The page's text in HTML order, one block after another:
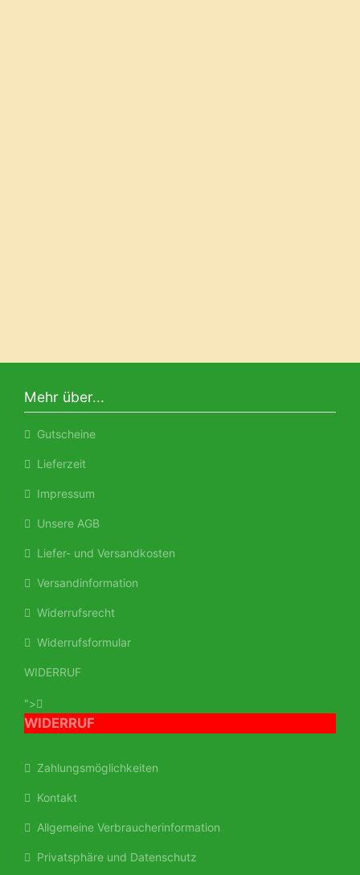
Mehr über...
Gutscheine
Lieferzeit
Impressum
Unsere AGB
Liefer- und Versandkosten
Versandinformation
Widerrufsrecht
Widerrufsformular
WIDERRUF
">
WIDERRUF
Zahlungsmöglichkeiten
Kontakt
Allgemeine Verbraucherinformation
Privatsphäre und Datenschutz